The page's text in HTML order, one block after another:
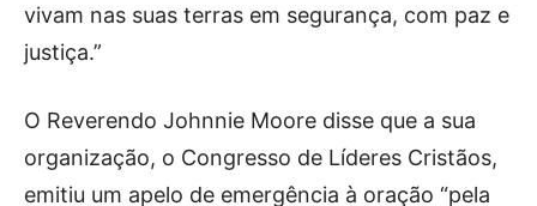
vivam nas suas terras em segurança, com paz e
justiça.”
O Reverendo Johnnie Moore disse que a sua
organização, o Congresso de Líderes Cristãos,
emitiu um apelo de emergência à oração “pela